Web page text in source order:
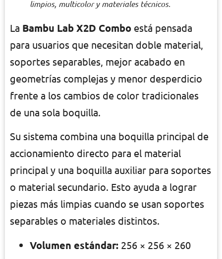
Bambu Lab X2D Combo Ecuador, impresora
limpios, multicolor y materiales técnicos.
La Bambu Lab X2D Comboestá pensada
para usuarios que necesitan doble material,
soportes separables, mejor acabado en
geometrías complejas y menor desperdicio
frente a los cambios de color tradicionales
de una sola boquilla.
Su sistema combina una boquilla principal de